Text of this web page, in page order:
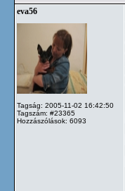
eva56
Tagság: 2005-11-02 16:42:50
Tagszám: #23365
Hozzászólások: 6093